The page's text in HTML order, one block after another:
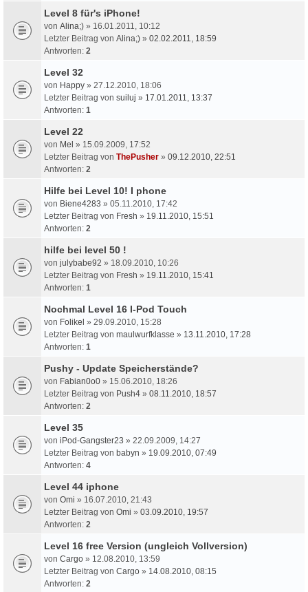
Level 8 für's iPhone!
von Alina;) » 16.01.2011, 10:12
Letzter Beitrag von Alina;) » 02.02.2011, 18:59
Antworten: 2
Level 32
von Happy » 27.12.2010, 18:06
Letzter Beitrag von suiluj » 17.01.2011, 13:37
Antworten: 1
Level 22
von Mel » 15.09.2009, 17:52
Letzter Beitrag von ThePusher » 09.12.2010, 22:51
Antworten: 2
Hilfe bei Level 10! I phone
von Biene4283 » 05.11.2010, 17:42
Letzter Beitrag von Fresh » 19.11.2010, 15:51
Antworten: 2
hilfe bei level 50 !
von julybabe92 » 18.09.2010, 10:26
Letzter Beitrag von Fresh » 19.11.2010, 15:41
Antworten: 1
Nochmal Level 16 I-Pod Touch
von Folikel » 29.09.2010, 15:28
Letzter Beitrag von maulwurfklasse » 13.11.2010, 17:28
Antworten: 1
Pushy - Update Speicherstände?
von Fabian0o0 » 15.06.2010, 18:26
Letzter Beitrag von Push4 » 08.11.2010, 18:57
Antworten: 2
Level 35
von iPod-Gangster23 » 22.09.2009, 14:27
Letzter Beitrag von babyn » 19.09.2010, 07:49
Antworten: 4
Level 44 iphone
von Omi » 16.07.2010, 21:43
Letzter Beitrag von Omi » 03.09.2010, 19:57
Antworten: 2
Level 16 free Version (ungleich Vollversion)
von Cargo » 12.08.2010, 13:59
Letzter Beitrag von Cargo » 14.08.2010, 08:15
Antworten: 2